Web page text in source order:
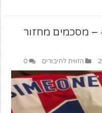
פודקאסט הזווית פרק #34 – מסכמים מחזור
הזווית לחיבורים 0